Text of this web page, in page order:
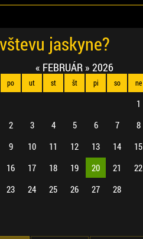
jaskyne?
« FEBRUÁR » 2026
po ut st št pi so ne
1
2
3 4 5 6 7
8
9
10 11 12 13 14
15
16
17 18 19 20 21
22
23
24 25 26 27 28